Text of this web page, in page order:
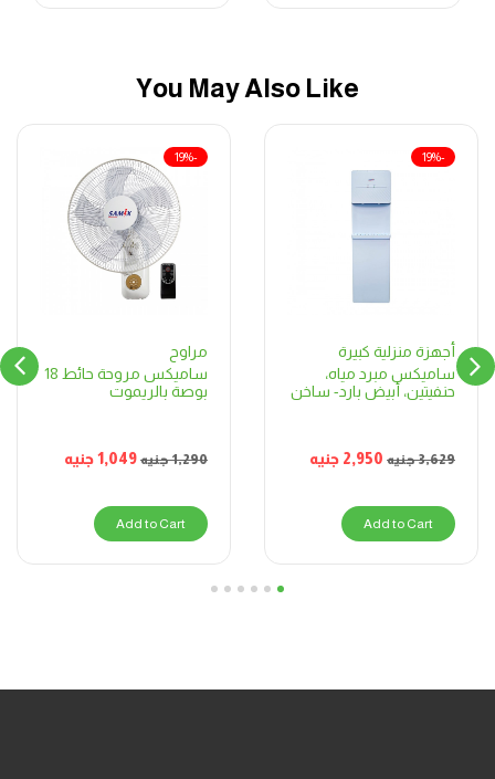
You May Also Like
أجهزة منزلية كبيرة
ساميكس مبرد مياه،
حنفيتين، أبيض بارد- ساخن
3,629جنيه 2,950 جنيه
-19%
Add to Cart
مراوح
ساميكس مروحة حائط 18
بوصة بالريموت
1,290جنيه 1,049جنيه
-19%
Add to Cart
1
2